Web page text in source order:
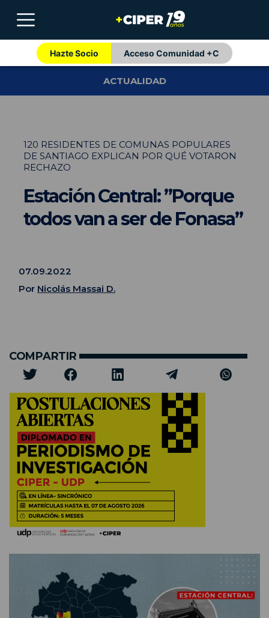
Hazte Socio Acceso Comunidad +C
ACTUALIDAD
120 RESIDENTES DE COMUNAS POPULARES
DE SANTIAGO EXPLICAN POR QUÉ VOTARON
RECHAZO
Estación Central: ”Porque
todos van a ser de Fonasa”
07.09.2022
Por Nicolás Massai D.
COMPARTIR